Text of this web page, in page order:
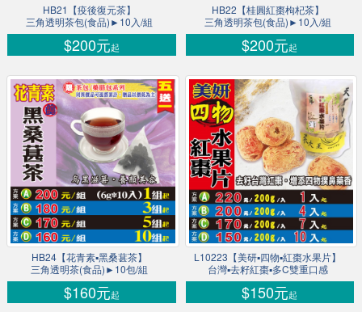
HB21【疫後復元茶】
三角透明茶包(食品)►10入/組
$200元起
HB22【桂圓紅棗枸杞茶】
三角透明茶包(食品)►10入/組
$200元起
HB24【花青素▪黑桑葚茶】
三角透明茶(食品)►10包/組
$160元起
L10223【美研▪四物▪紅棗水果片】
台灣▪去籽紅棗▪多C雙重口感
$150元起